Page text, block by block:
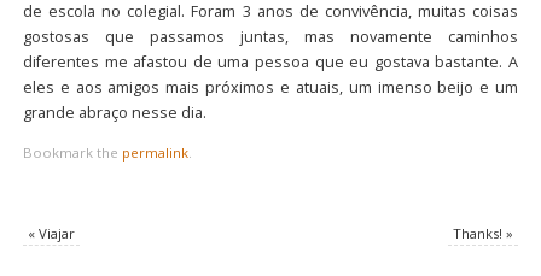
de escola no colegial. Foram 3 anos de convivência, muitas coisas
gostosas que passamos juntas, mas novamente caminhos
diferentes me afastou de uma pessoa que eu gostava bastante. A
eles e aos amigos mais próximos e atuais, um imenso beijo e um
grande abraço nesse dia.
Bookmark the permalink.
«Viajar Thanks!»